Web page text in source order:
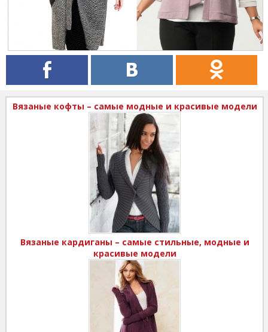
Вязаные кофты – самые модные и красивые модели
Вязаные кардиганы – самые стильные, модные и
красивые модели